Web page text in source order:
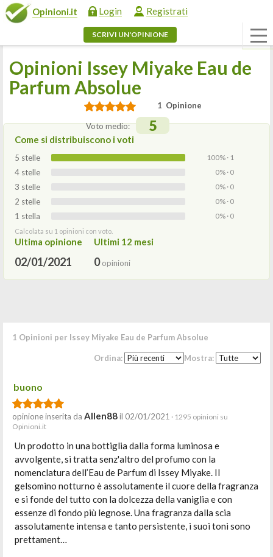
Opinioni.it Login Registrati
SCRIVI UN'OPINIONE
Opinioni Issey Miyake Eau de
Parfum Absolue
1 Opinione
Voto medio: 5
Come si distribuiscono i voti
5 stelle 100% · 1
4 stelle 0% · 0
3 stelle 0% · 0
2 stelle 0% · 0
1 stella 0% · 0
Calcolata su 1 opinioni con voto.
Ultima opinione
02/01/2021
Ultimi 12 mesi
0opinioni
1 Opinioni per Issey Miyake Eau de Parfum Absolue
Ordina: Mostra:
buono
opinione inserita da Allen88il 02/01/2021 · 1295 opinioni su
Opinioni.it
Un prodotto in una bottiglia dalla forma luminosa e
avvolgente, si tratta senz'altro del profumo con la
nomenclatura dell’Eau de Parfum di Issey Miyake. Il
gelsomino notturno è assolutamente il cuore della fragranza
e si fonde del tutto con la dolcezza della vaniglia e con
essenze di fondo più legnose. Una fragranza dalla scia
assolutamente intensa e tanto persistente, i suoi toni sono
prettament…